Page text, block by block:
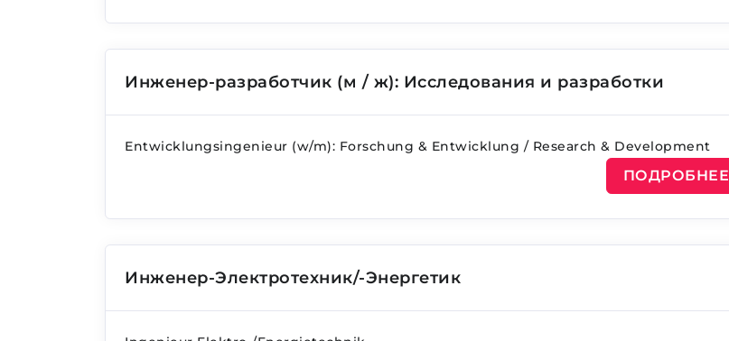
Инженер-разработчик (м / ж): Исследования и разработки
Entwicklungsingenieur (w/m): Forschung & Entwicklung / Research & Development
ПОДРОБНЕЕ
Инженер-Электротехник/-Энергетик